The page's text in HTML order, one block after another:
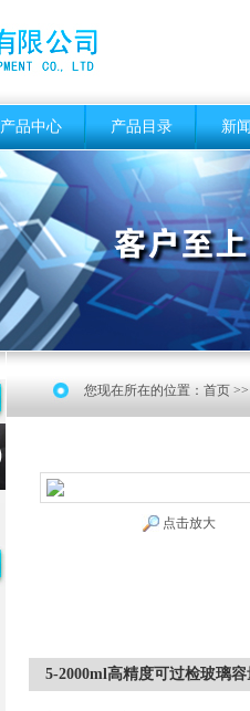
产品中心 产品目录 新
您现在所在的位置： 首页
点击放大
5-2000ml高精度可过检玻璃